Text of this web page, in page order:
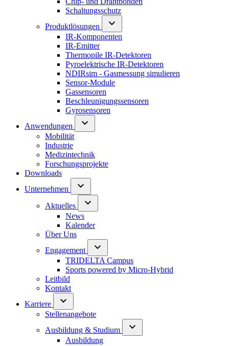
Schaltungsschutz
Produktlösungen
IR-Komponenten
IR-Emitter
Thermopile IR-Detektoren
Pyroelektrische IR-Detektoren
NDIRsim - Gasmessung simulieren
Sensor-Module
Gassensoren
Beschleunigungssensoren
Gyrosensoren
Anwendungen
Mobilität
Industrie
Medizintechnik
Forschungsprojekte
Downloads
Unternehmen
Aktuelles
News
Kalender
Über Uns
Engagement
TRIDELTA Campus
Sports powered by Micro-Hybrid
Leitbild
Kontakt
Karriere
Stellenangebote
Ausbildung & Studium
Ausbildung